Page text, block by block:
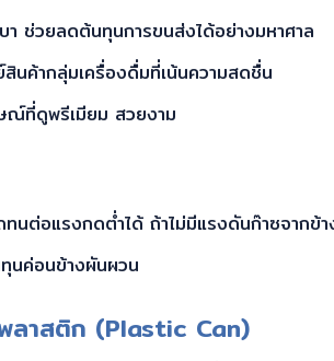
า ช่วยลดต้นทุนการขนส่งได้อย่างมหาศาล
นค้ากลุ่มเครื่องดื่มที่เน้นความสดชื่น
ณ์ที่ดูพรีเมียม สวยงาม
ทนต่อแรงกดต่ำได้ ถ้าไม่มีแรงดันก๊าซจากข้
นค่อนข้างผันผวน
ลาสติก (Plastic Can)